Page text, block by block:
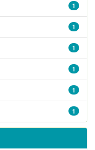
1
1
1
1
1
1